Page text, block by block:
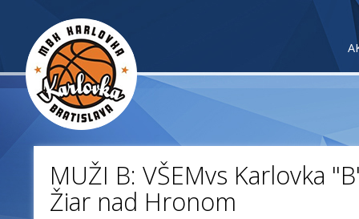
MUŽI B: VŠEMvs Karlovka
Žiar nad Hronom